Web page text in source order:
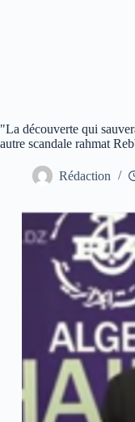
"La découverte qui
autre scandale rahmat
Rédaction